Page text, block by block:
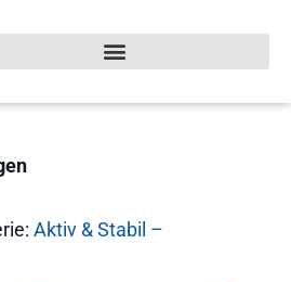
Aktiv & Stabil –